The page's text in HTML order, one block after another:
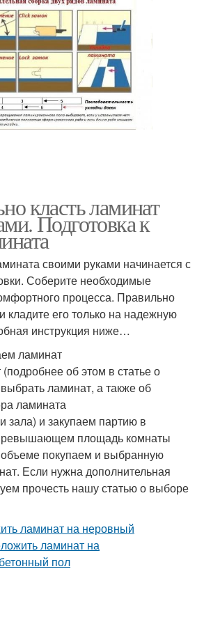
класть ламинат
Подготовка к
своими руками начинается с
Соберите необходимые
процесса. Правильно
кладите его только на надежную
инструкция ниже…
ламинат
об этом в статье о
ламинат, а также об
ламината
зала) и закупаем партию в
площадь комнаты
покупаем и выбранную
Если нужна дополнительная
прочесть нашу статью о выборе